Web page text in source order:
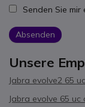
Senden Sie
Absenden
Unsere
Jabra evolve2 65 uc
Jabra evolve 65 uc